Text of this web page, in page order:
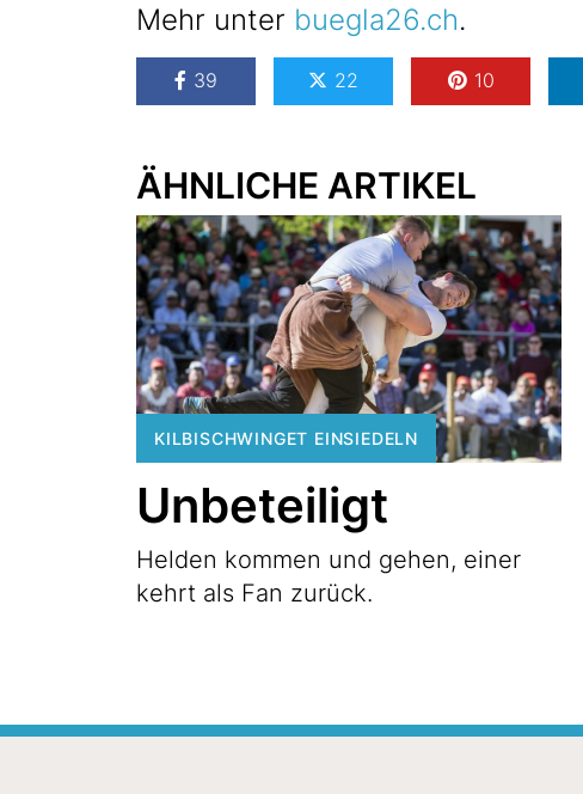
Mehr unter buegla26.ch.
39 22 10
ÄHNLICHE ARTIKEL
KILBISCHWINGET EINSIEDELN
Unbeteiligt
Helden kommen und gehen, einer
kehrt als Fan zurück.